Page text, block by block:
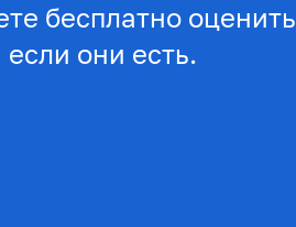
бесплатно оценить
они есть.